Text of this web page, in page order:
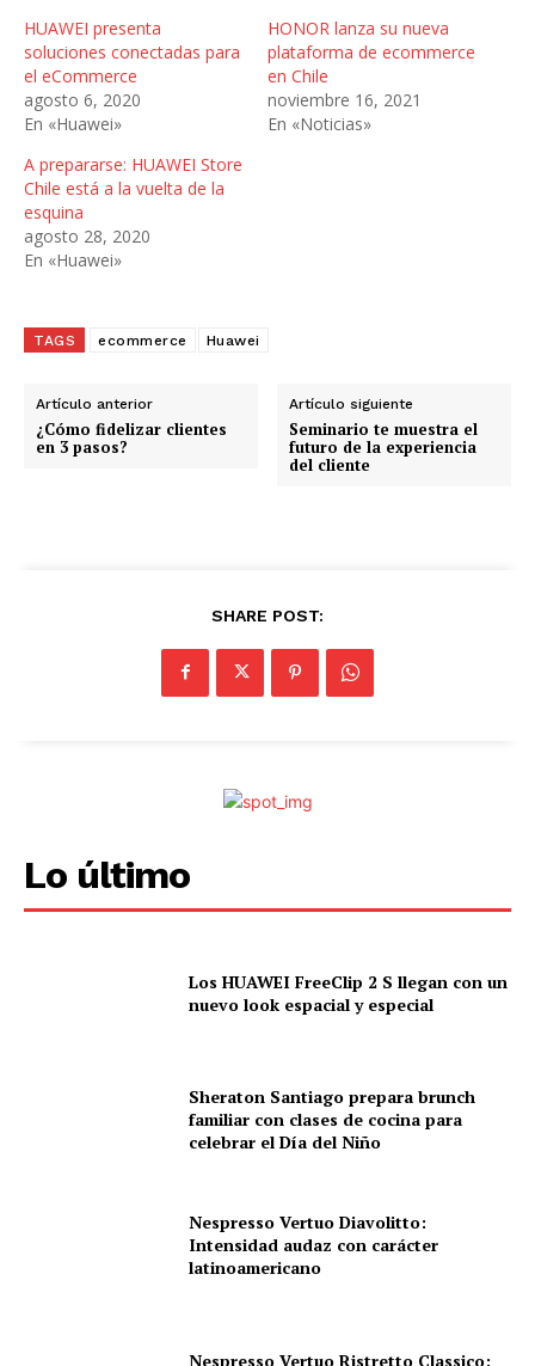
a
n
d
o
.
.
.
HUAWEI presenta
soluciones conectadas para
el eCommerce
agosto 6, 2020
En «Huawei»
HONOR lanza su nueva
plataforma de ecommerce
en Chile
noviembre 16, 2021
En «Noticias»
A prepararse: HUAWEI Store
Chile está a la vuelta de la
esquina
agosto 28, 2020
En «Huawei»
TAGS ecommerce Huawei
Artículo anterior
¿Cómo fidelizar clientes
en 3 pasos?
Artículo siguiente
Seminario te muestra el
futuro de la experiencia
del cliente
SHARE POST:
Lo último
Los HUAWEI FreeClip 2 S llegan con un
nuevo look espacial y especial
Sheraton Santiago prepara brunch
familiar con clases de cocina para
celebrar el Día del Niño
Nespresso Vertuo Diavolitto:
Intensidad audaz con carácter
latinoamericano
Nespresso Vertuo Ristretto Classico: